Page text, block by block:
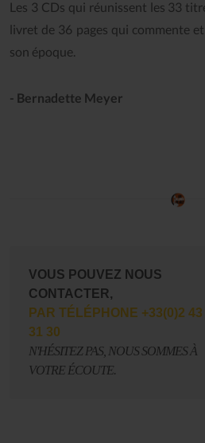
Les 3 CDs qui réunissent les 33
livret de 36 pages qui commente
son époque.
- Bernadette Meyer
VOUS POUVEZ NOUS
CONTACTER,
PAR TÉLÉPHONE +33(0)2 43
31 30
N'HÉSITEZ PAS, NOUS SOMMES À
VOTRE ÉCOUTE.